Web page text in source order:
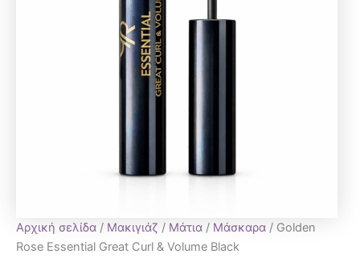
Αρχική σελίδα / Μακιγιάζ / Μάτια / Μάσκαρα / Golden
Rose Essential Great Curl & Volume Black